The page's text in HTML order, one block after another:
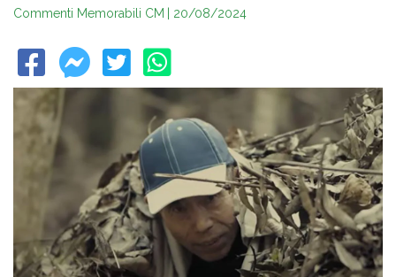
Commenti Memorabili CM | 20/08/2024